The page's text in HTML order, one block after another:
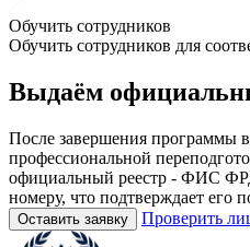
Обучить сотрудников
Обучить сотрудников для
Выдаём
После завершения программы
профессиональной
официальный реестр - ФИС
номеру, что подтверждает его
Оставить заявку Проверить